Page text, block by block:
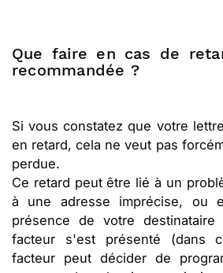
Que faire en cas de
recommandée ?
Si vous constatez que votre
en retard, cela ne veut pas
perdue.
Ce retard peut être lié à un
à une adresse imprécise, ou
présence de votre
facteur s'est présenté (dans
facteur peut décider de